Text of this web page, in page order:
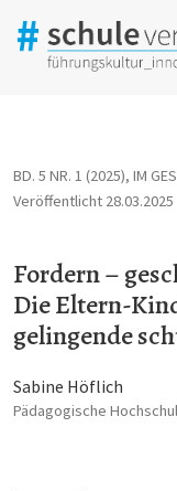
BD. 5 NR. 1 (2025), IM
Fordern –
Die Eltern-
gelingende
Veröffentlicht 28.03.2025
Sabine Höflich
Pädagogische